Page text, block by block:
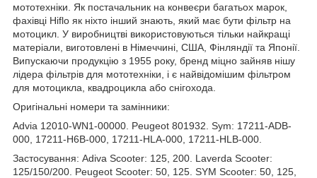
мототехніки. Як постачальник на конвеєри багатьох марок,
фахівці Hiflo як ніхто інший знають, який має бути фільтр на
мотоцикл. У виробництві використовуються тільки найкращі
матеріали, виготовлені в Німеччині, США, Фінляндії та Японії.
Випускаючи продукцію з 1955 року, бренд міцно зайняв нішу
лідера фільтрів для мототехніки, і є найвідомішим фільтром
для мотоцикла, квадроцикла або снігохода.
Оригінальні номери та замінники:
Advia 12010-WN1-00000. Peugeot 801932. Sym: 17211-ADB-
000 17211-H6B-000 17211-HLA-000 17211-HLB-000
Застосування: Adiva Scooter: 125, 200. Laverda Scooter:
125/150/200. Peugeot Scooter: 50, 125. SYM Scooter: 50, 125,